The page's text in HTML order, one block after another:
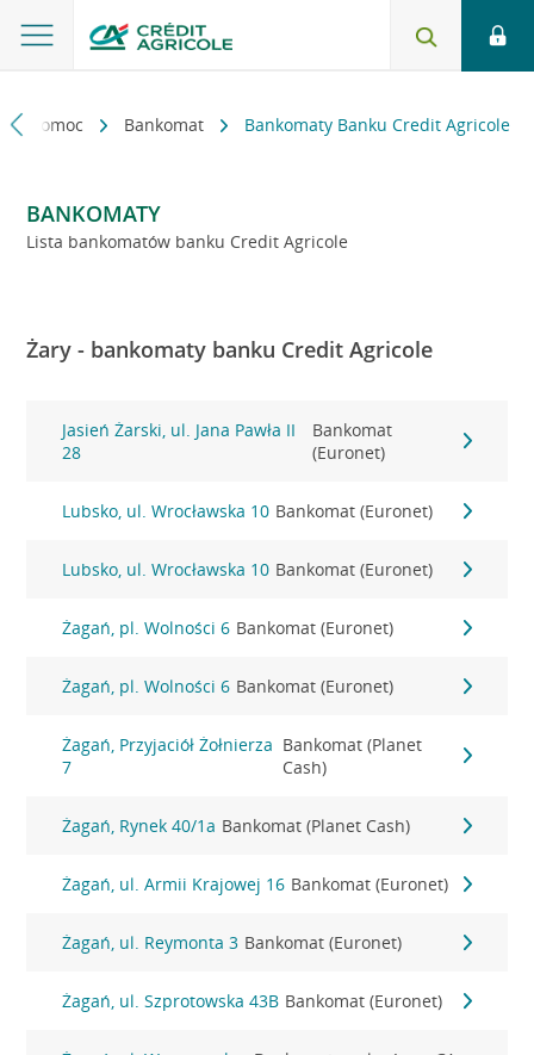
i pomoc Bankomat Bankomaty Banku Credit Agricole
BANKOMATY
Lista bankomatów banku Credit Agricole
Żary - bankomaty banku Credit Agricole
Jasień Żarski, ul. Jana Pawła II
28
Bankomat
(Euronet)
Lubsko, ul. Wrocławska 10 Bankomat (Euronet)
Lubsko, ul. Wrocławska 10 Bankomat (Euronet)
Żagań, pl. Wolności 6 Bankomat (Euronet)
Żagań, pl. Wolności 6 Bankomat (Euronet)
Żagań, Przyjaciół Żołnierza
7
Bankomat (Planet
Cash)
Żagań, Rynek 40/1a Bankomat (Planet Cash)
Żagań, ul. Armii Krajowej 16 Bankomat (Euronet)
Żagań, ul. Reymonta 3 Bankomat (Euronet)
Żagań, ul. Szprotowska 43B Bankomat (Euronet)